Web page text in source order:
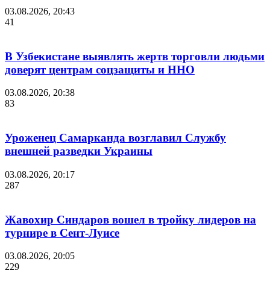
03.08.2026, 20:43
41
В Узбекистане выявлять жертв торговли людьми
доверят центрам соцзащиты и ННО
03.08.2026, 20:38
83
Уроженец Самарканда возглавил Службу
внешней разведки Украины
03.08.2026, 20:17
287
Жавохир Синдаров вошел в тройку лидеров на
турнире в Сент-Луисе
03.08.2026, 20:05
229